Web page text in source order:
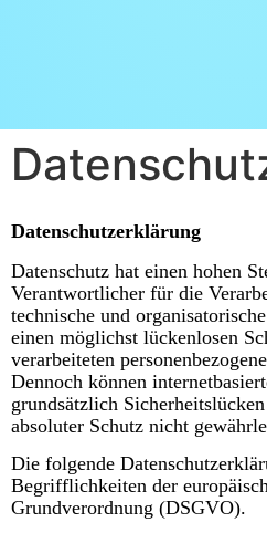
Datenschutzerklärung
Datenschutz hat einen hohen
Verantwortlicher für die
technische und
einen möglichst lückenlosen
verarbeiteten
Dennoch können
grundsätzlich
absoluter Schutz nicht
Die folgende
Begrifflichkeiten der
Grundverordnung (DSGVO).